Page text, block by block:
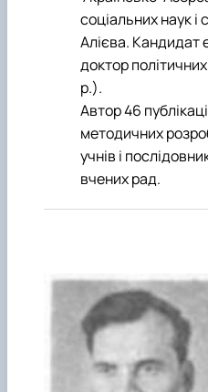
соціальних наук і
Алієва. Кандидат
доктор
р.).
Автор 46
методичних
учнів і
вчених рад.